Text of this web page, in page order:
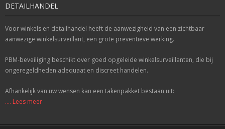
DETAILHANDEL
Voor winkels en detailhandel heeft de aanwezigheid van een zichtbaar
aanwezige winkelsurveillant, een grote preventieve werking.
PBM-beveiliging beschikt over goed opgeleide winkelsurveillanten, die bij
ongeregeldheden adequaat en discreet handelen.
Afhankelijk van uw wensen kan een takenpakket bestaan uit:
.... Lees meer